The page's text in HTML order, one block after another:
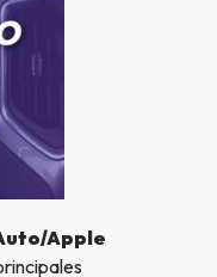
Apple